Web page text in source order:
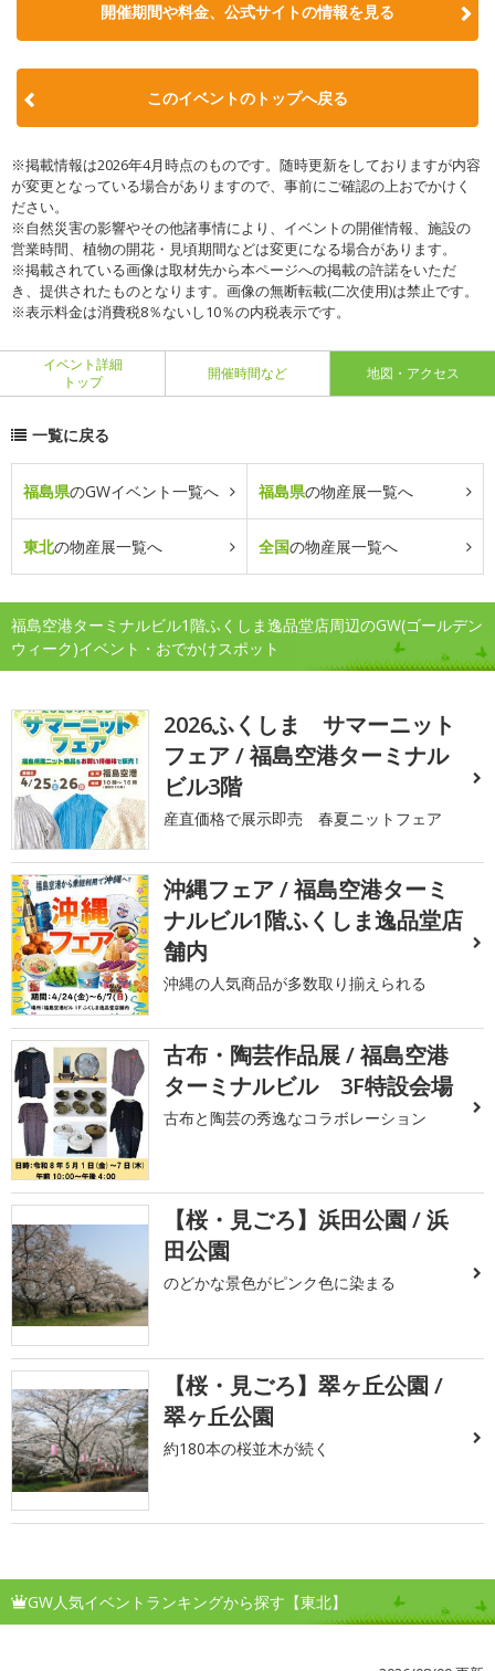
開催期間や料金、公式サイトの情報を見る
このイベントのトップへ戻る
※掲載情報は2026年4月時点のものです。随時更新をしておりますが内容
が変更となっている場合がありますので、事前にご確認の上おでかけく
ださい。
※自然災害の影響やその他諸事情により、イベントの開催情報、施設の
営業時間、植物の開花・見頃期間などは変更になる場合があります。
※掲載されている画像は取材先から本ページへの掲載の許諾をいただ
き、提供されたものとなります。画像の無断転載(二次使用)は禁止です。
※表示料金は消費税8％ないし10％の内税表示です。
イベント詳細
トップ
開催時間など 地図・アクセス
一覧に戻る
福島県のGWイベント一覧へ 福島県の物産展一覧へ
東北の物産展一覧へ 全国の物産展一覧へ
福島空港ターミナルビル1階ふくしま逸品堂店周辺のGW(ゴールデン
ウィーク)イベント・おでかけスポット
2026ふくしま サマーニット
フェア / 福島空港ターミナル
ビル3階
産直価格で展示即売 春夏ニットフェア
沖縄フェア / 福島空港ターミ
ナルビル1階ふくしま逸品堂店
舗内
沖縄の人気商品が多数取り揃えられる
古布・陶芸作品展 / 福島空港
ターミナルビル 3F特設会場
古布と陶芸の秀逸なコラボレーション
【桜・見ごろ】浜田公園 / 浜
田公園
のどかな景色がピンク色に染まる
【桜・見ごろ】翠ヶ丘公園 /
翠ヶ丘公園
約180本の桜並木が続く
GW人気イベントランキングから探す【東北】